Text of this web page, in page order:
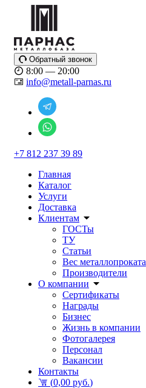
Обратный звонок
8:00 — 20:00
info@metall-parnas.ru
+7 812 237 39 89
Главная
Каталог
Услуги
Доставка
Клиентам
ГОСТы
ТУ
Статьи
Вес металлопроката
Производители
О компании
Сертификаты
Награды
Бизнес
Жизнь в компании
Фотогалерея
Персонал
Вакансии
Контакты
(0,00 руб.)